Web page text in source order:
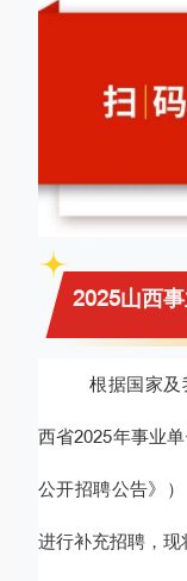
2025山西
根据国家及
西省2025年事业
公开招聘公告》）
进行补充招聘， 现